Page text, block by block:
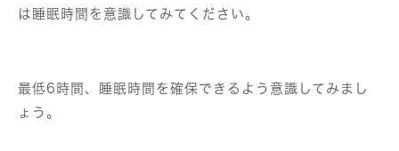
は睡眠時間を意識してみてください。
最低6時間、睡眠時間を確保できるよう意識してみまし
ょう。